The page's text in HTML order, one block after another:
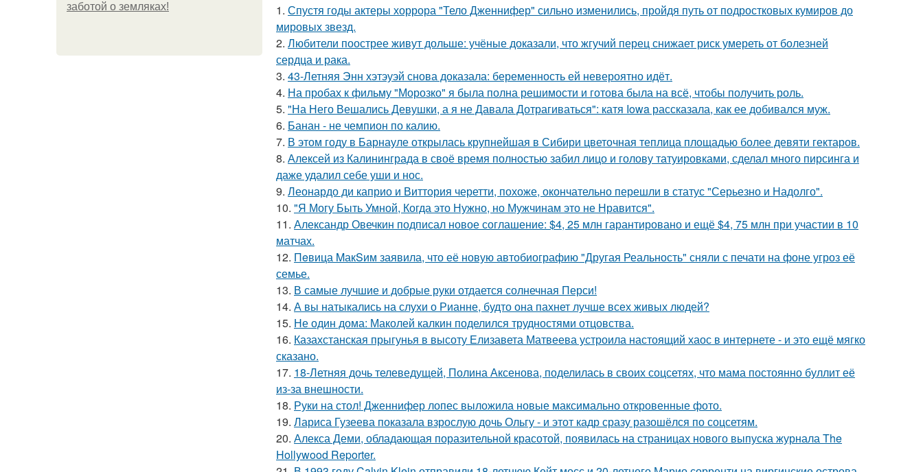
заботой о земляках!
1. Спустя годы актеры хоррора "Тело Дженнифер" сильно изменились, пройдя путь от подростковых кумиров до
мировых звезд.
2. Любители поострее живут дольше: учёные доказали, что жгучий перец снижает риск умереть от болезней
сердца и рака.
3. 43-Летняя Энн хэтэуэй снова доказала: беременность ей невероятно идёт.
4. На пробах к фильму "Морозко" я была полна решимости и готова была на всё, чтобы получить роль.
5. "На Него Вешались Девушки, а я не Давала Дотрагиваться": катя Iowa рассказала, как ее добивался муж.
6. Банан - не чемпион по калию.
7. В этом году в Барнауле открылась крупнейшая в Сибири цветочная теплица площадью более девяти гектаров.
8. Алексей из Калининграда в своё время полностью забил лицо и голову татуировками, сделал много пирсинга и
даже удалил себе уши и нос.
9. Леонардо ди каприо и Виттория черетти, похоже, окончательно перешли в статус "Серьезно и Надолго".
10. "Я Могу Быть Умной, Когда это Нужно, но Мужчинам это не Нравится".
11. Александр Овечкин подписал новое соглашение: $4, 25 млн гарантировано и ещё $4, 75 млн при участии в 10
матчах.
12. Пeвица MакSим заявила, что её новую автобиографию "Другая Реальность" сняли с печати на фоне угроз её
семье.
13. В самые лучшие и добрые руки отдается солнечная Перси!
14. А вы натыкались на слухи о Рианне, будто она пахнет лучше всех живых людей?
15. Не один дома: Маколей калкин поделился трудностями отцовства.
16. Казахстанская прыгунья в высоту Елизавета Матвеева устроила настоящий хаос в интернете - и это ещё мягко
сказано.
17. 18-Летняя дочь телеведущей, Полина Аксенова, поделилась в своих соцсетях, что мама постоянно буллит её
из-за внешности.
18. Руки на стол! Дженнифер лопес выложила новые максимально откровенные фото.
19. Лариса Гузеева показала взрослую дочь Ольгу - и этот кадр сразу разошёлся по соцсетям.
20. Алекса Деми, обладающая поразительной красотой, появилась на страницах нового выпуска журнала The
Hollywood Reporter.